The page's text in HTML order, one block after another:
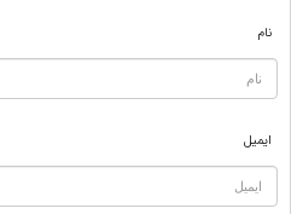
نام
ایمیل